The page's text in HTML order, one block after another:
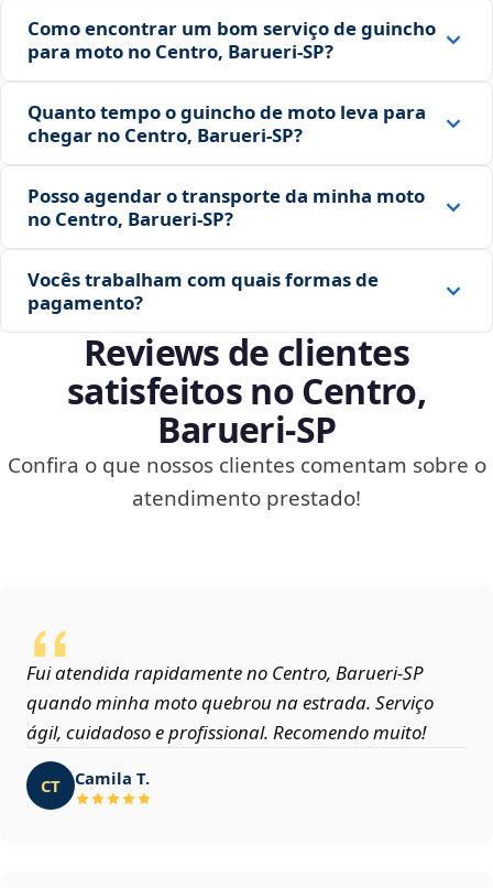
Como encontrar um bom serviço de guincho
para moto no Centro, Barueri‑SP?
Quanto tempo o guincho de moto leva para
chegar no Centro, Barueri‑SP?
Posso agendar o transporte da minha moto
no Centro, Barueri‑SP?
Vocês trabalham com quais formas de
pagamento?
Reviews de clientes
satisfeitos no Centro,
Barueri‑SP
Confira o que nossos clientes comentam sobre o
atendimento prestado!
Fui atendida rapidamente no Centro, Barueri‑SP
quando minha moto quebrou na estrada. Serviço
ágil, cuidadoso e profissional. Recomendo muito!
CT Camila T.